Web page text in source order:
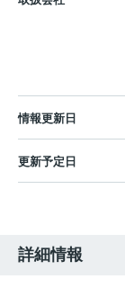
情報更新日
更新予定日
詳細情報